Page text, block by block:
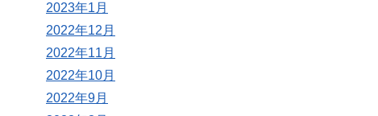
2023年1月
2022年12月
2022年11月
2022年10月
2022年9月